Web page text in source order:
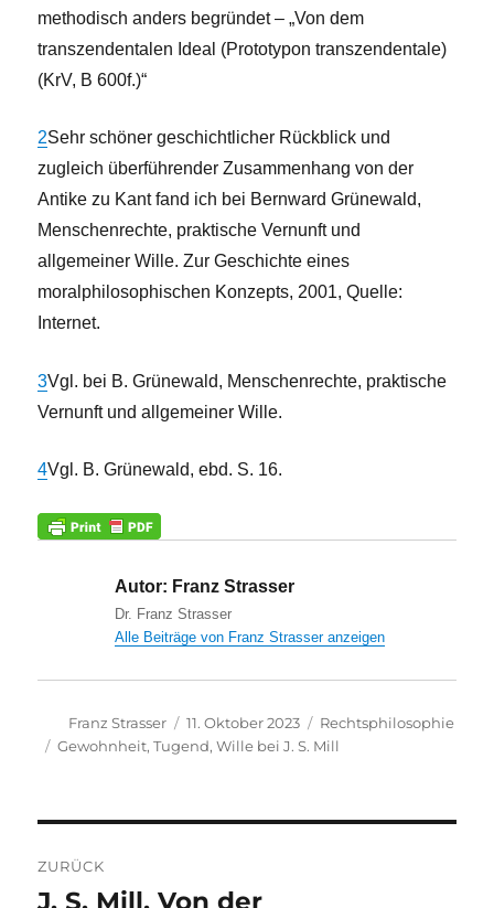
methodisch anders begründet – „Von dem
transzendentalen Ideal (Prototypon transzendentale)
(KrV, B 600f.)“
2Sehr schöner geschichtlicher Rückblick und
zugleich überführender Zusammenhang von der
Antike zu Kant fand ich bei Bernward Grünewald,
Menschenrechte, praktische Vernunft und
allgemeiner Wille. Zur Geschichte eines
moralphilosophischen Konzepts, 2001, Quelle:
Internet.
3Vgl. bei B. Grünewald, Menschenrechte, praktische
Vernunft und allgemeiner Wille.
4Vgl. B. Grünewald, ebd. S. 16.
Autor: Franz Strasser
Dr. Franz Strasser
Alle Beiträge von Franz Strasser anzeigen
Autor
Franz Strasser
Veröffentlicht
am
11. Oktober 2023 Kategorien
Rechtsphilosophie
Schlagwörter
Gewohnheit,Tugend,Wille bei J. S. Mill
ZURÜCK
Vorheriger
J. S. Mill, Von der